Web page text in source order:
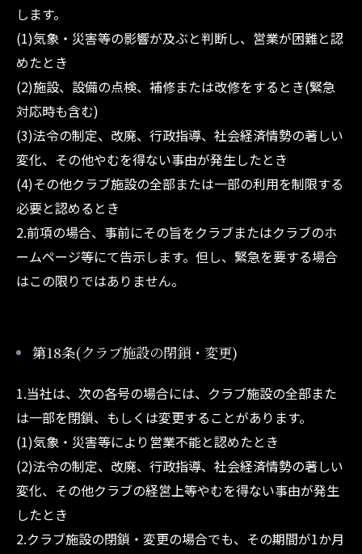
します。
(1)気象・災害等の影響が及ぶと判断し、営業が困難と認
めたとき
(2)施設、設備の点検、補修または改修をするとき(緊急
対応時も含む)
(3)法令の制定、改廃、行政指導、社会経済情勢の著しい
変化、その他やむを得ない事由が発生したとき
(4)その他クラブ施設の全部または一部の利用を制限する
必要と認めるとき
2.前項の場合、事前にその旨をクラブまたはクラブのホ
ームページ等にて告示します。但し、緊急を要する場合
はこの限りではありません。
第18条(クラブ施設の閉鎖・変更)
1.当社は、次の各号の場合には、クラブ施設の全部また
は一部を閉鎖、もしくは変更することがあります。
(1)気象・災害等により営業不能と認めたとき
(2)法令の制定、改廃、行政指導、社会経済情勢の著しい
変化、その他クラブの経営上等やむを得ない事由が発生
したとき
2.クラブ施設の閉鎖・変更の場合でも、その期間が1か月